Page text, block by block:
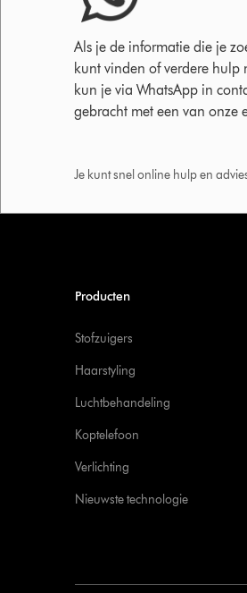
Als je de informatie die je
kunt vinden of verdere hulp
kun je via WhatsApp in
gebracht met een van onze
Je kunt snel online hulp en
Producten
Stofzuigers
Haarstyling
Luchtbehandeling
Koptelefoon
Verlichting
Nieuwste technologie